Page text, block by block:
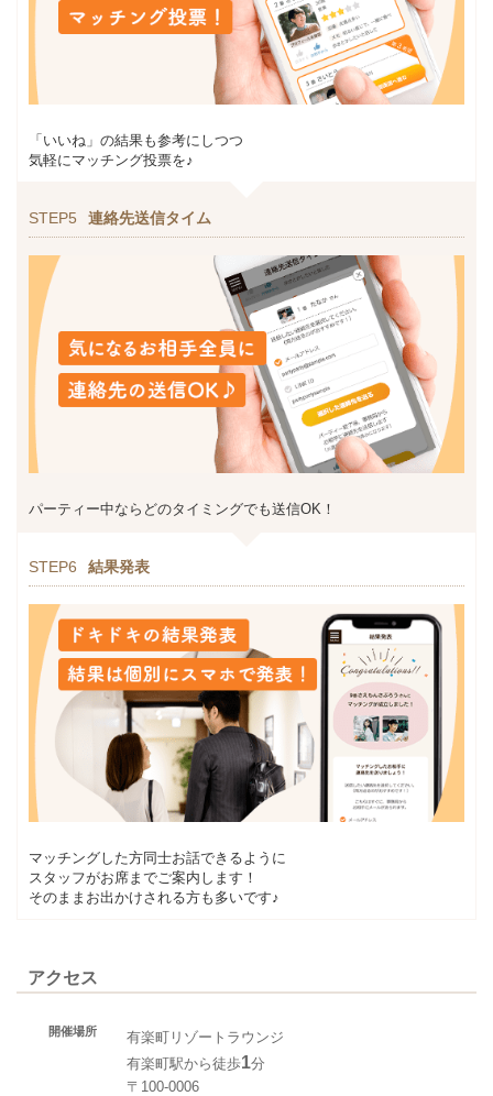
「いいね」の結果も参考にしつつ
気軽にマッチング投票を♪
STEP5 連絡先送信タイム
パーティー中ならどのタイミングでも送信OK！
STEP6 結果発表
マッチングした方同士お話できるように
スタッフがお席までご案内します！
そのままお出かけされる方も多いです♪
アクセス
開催場所
有楽町リゾートラウンジ
有楽町駅から徒歩1分
〒100-0006